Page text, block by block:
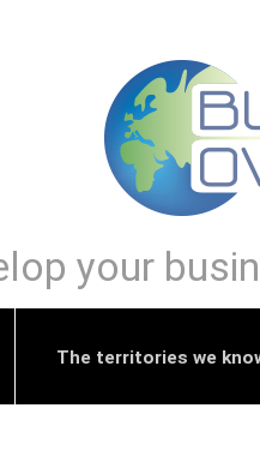
your
The territories we